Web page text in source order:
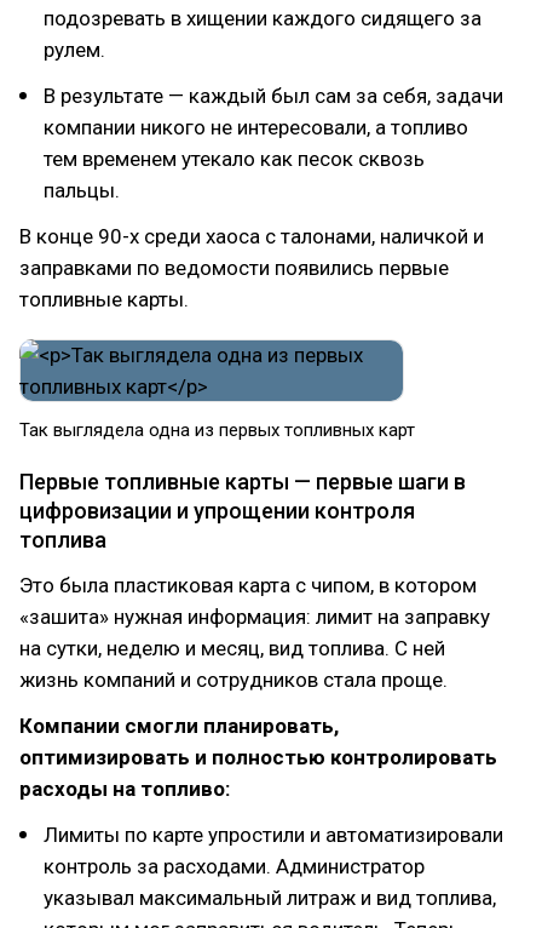
подозревать в хищении каждого сидящего за
рулем.
В результате — каждый был сам за себя, задачи
компании никого не интересовали, а топливо
тем временем утекало как песок сквозь
пальцы.
В конце 90-х среди хаоса с талонами, наличкой и
заправками по ведомости появились первые
топливные карты.
Так выглядела одна из первых топливных карт
Первые топливные карты — первые шаги в
цифровизации и упрощении контроля
топлива
Это была пластиковая карта с чипом, в котором
«зашита» нужная информация: лимит на заправку
на сутки, неделю и месяц, вид топлива. С ней
жизнь компаний и сотрудников стала проще.
Компании смогли планировать,
оптимизировать и полностью контролировать
расходы на топливо:
Лимиты по карте упростили и автоматизировали
контроль за расходами. Администратор
указывал максимальный литраж и вид топлива,